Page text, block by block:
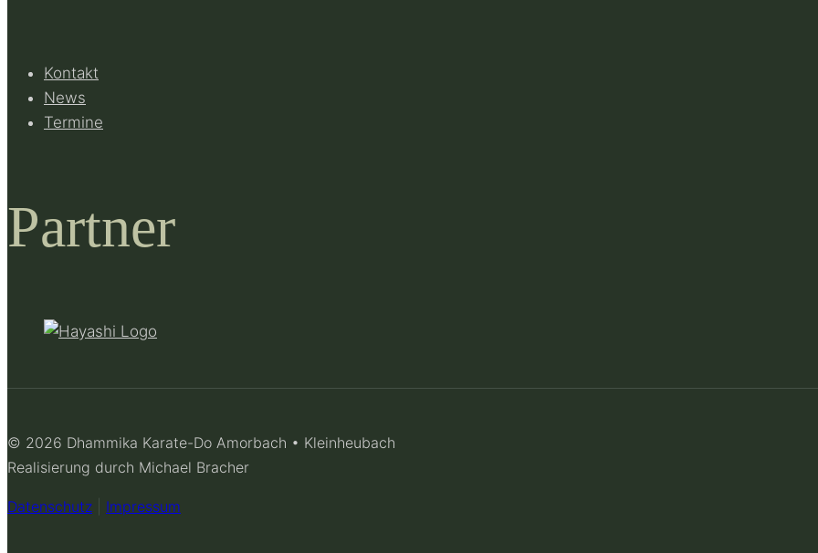
Kontakt
News
Termine
Partner
© 2026 Dhammika Karate-Do Amorbach • Kleinheubach
Realisierung durch Michael Bracher
Datenschutz Impressum